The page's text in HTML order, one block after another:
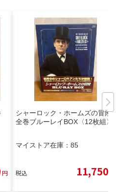
円
シャーロック・ホームズの冒険
全巻ブルーレイBOX〈12枚組〉
マイストア在庫： 85
税込 11,750